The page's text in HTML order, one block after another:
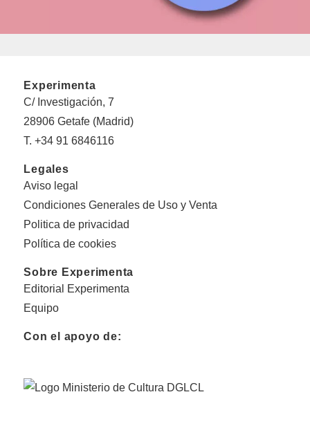
Experimenta
C/ Investigación, 7
28906 Getafe (Madrid)
T. +34 91 6846116
Legales
Aviso legal
Condiciones Generales de Uso y Venta
Politica de privacidad
Política de cookies
Sobre Experimenta
Editorial Experimenta
Equipo
Con el apoyo de: